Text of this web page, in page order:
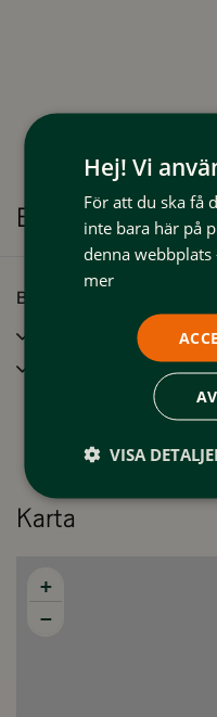
Bekvämligheter
Bra att veta
Incheckning (tidigast):
Utcheckning (senast):
Karta
+
−
Hej! Vi
För att du ska få
inte bara här på
denna
mer
VISA